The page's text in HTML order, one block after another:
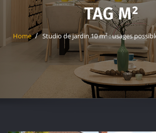
TAG M²
Home Studio de jardin 10 m² : usages